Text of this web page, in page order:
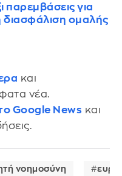
παρεμβάσεις για
ομαλής
και
νέα.
Google News και
νοημοσύνη